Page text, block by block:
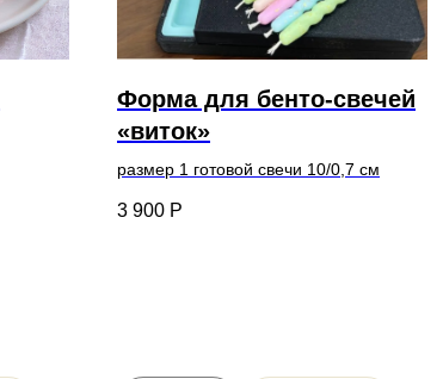
Форма для бенто-свечей
«виток»
размер 1 готовой свечи 10/0,7 см
3 900 Р